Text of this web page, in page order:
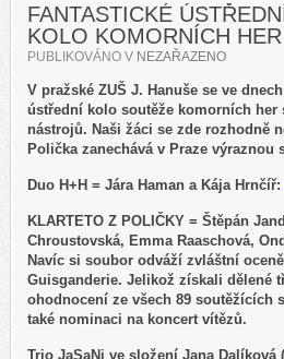
FANTASTICKÉ
KOLO KOMORNÍCH HER
PUBLIKOVÁNO V NEZAŘAZENO
V pražské ZUŠ J. Hanuše se ve
ústřední kolo soutěže komorních her
nástrojů. Naši žáci se zde rozhodně
Polička zanechává v Praze výraznou
Duo H+H = Jára Haman a Kája Hrnčíř:
KLARTETO Z POLIČKY = Štěpán
Chroustovská, Emma Raaschová,
Navíc si soubor odváží zvláštní
Guisganderie. Jelikož získali dělené
ohodnocení ze všech 89 soutěžících
také nominaci na koncert vítězů.
Trio JaSaNi ve složení Jana Dalíková